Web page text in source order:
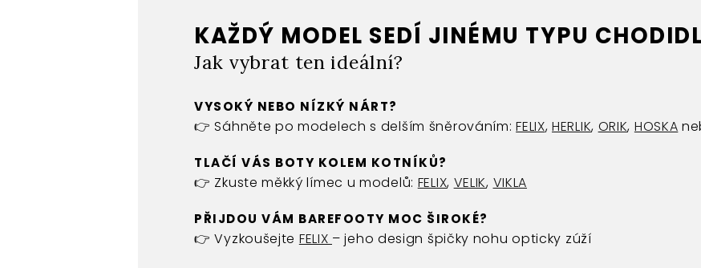
KAŽDÝ MODEL SEDÍ JINÉMU TYPU
Jak vybrat ten ideální?
VYSOKÝ NEBO NÍZKÝ NÁRT?
👉 Sáhněte po modelech s delším šněrováním:FELIX,HERLIK, ORIK, HOSKA
TLAČÍ VÁS BOTY KOLEM KOTNÍKŮ?
👉 Zkuste měkký límec u modelů: FELIX, VELIK, VIKLA
PŘIJDOU VÁM BAREFOOTY MOC ŠIROKÉ?
👉 Vyzkoušejte FELIX – jeho design špičky nohu opticky zúží